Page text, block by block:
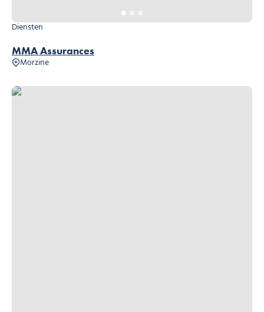
MMA Assurances
Diensten
Morzine
AXA Assurances – Banque – Placements